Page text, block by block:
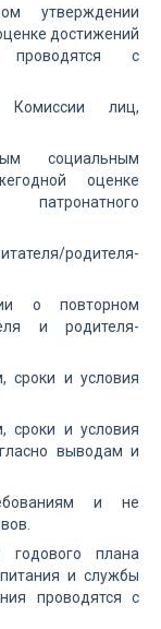
утверждении
достижений
проводятся с
Комиссии лиц,
социальным
оценке
родителя-
о повторном
и родителя-
сроки и условия
сроки и условия
выводам и
и не
плана
и службы
проводятся с